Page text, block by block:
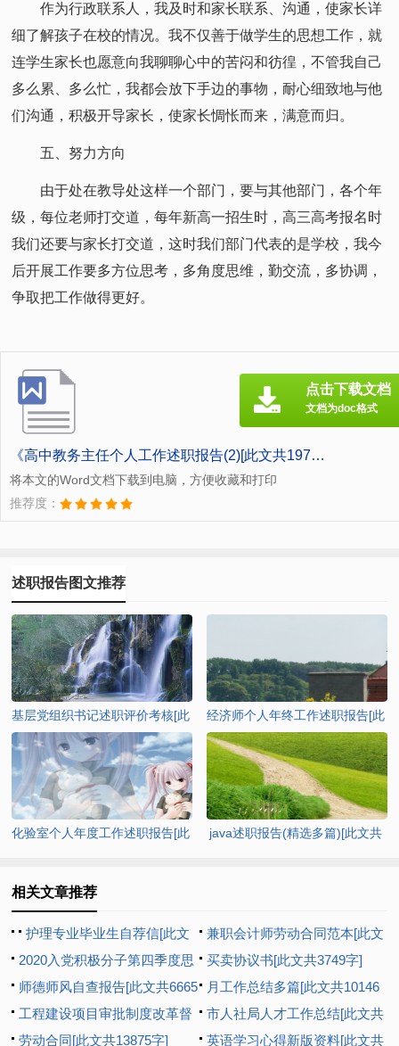
作为行政联系人，我及时和家长联系、沟通，使家长详
细了解孩子在校的情况。我不仅善于做学生的思想工作，就
连学生家长也愿意向我聊聊心中的苦闷和彷徨，不管我自己
多么累、多么忙，我都会放下手边的事物，耐心细致地与他
们沟通，积极开导家长，使家长惆怅而来，满意而归。
五、努力方向
由于处在教导处这样一个部门，要与其他部门，各个年
级，每位老师打交道，每年新高一招生时，高三高考报名时
我们还要与家长打交道，这时我们部门代表的是学校，我今
后开展工作要多方位思考，多角度思维，勤交流，多协调，
争取把工作做得更好。
《高中教务主任个人工作述职报告(2)[此文共1973字].doc》
将本文的Word文档下载到电脑，方便收藏和打印
推荐度：
点击下载文档
文档为doc格式
述职报告图文推荐
基层党组织书记述职评价考核[此
文共7202字]
经济师个人年终工作述职报告[此
文共9425字]
化验室个人年度工作述职报告[此
java述职报告(精选多篇)[此文共
相关文章推荐
护理专业毕业生自荐信[此文
共2402字]
兼职会计师劳动合同范本[此文
共1073字]
2020入党积极分子第四季度思
想汇报多篇新版【多篇】[此文
共8193字]
买卖协议书[此文共3749字]
师德师风自查报告[此文共6665
字]
月工作总结多篇[此文共10146
字]
工程建设项目审批制度改革督
查工作汇报[此文共1044字]
市人社局人才工作总结[此文共
992字]
劳动合同[此文共13875字] 英语学习心得新版资料[此文共